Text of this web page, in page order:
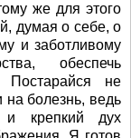
же для этого
думая о себе, о
и заботливому
обеспечь
Постарайся не
на болезнь, ведь
и крепкий дух